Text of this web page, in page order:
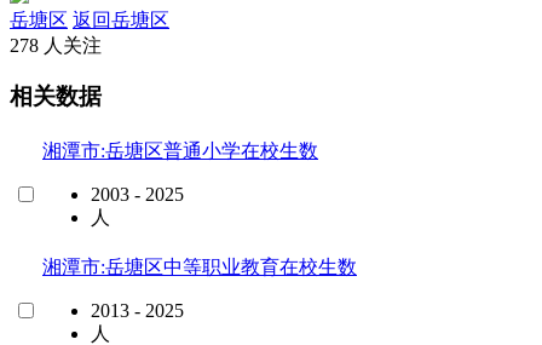
岳塘区 返回岳塘区
278 人关注
相关数据
湘潭市:岳塘区普通小学在校生数
2003 - 2025
人
湘潭市:岳塘区中等职业教育在校生数
2013 - 2025
人